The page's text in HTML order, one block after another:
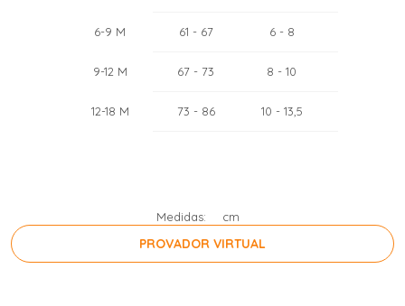
6-9 M 61 - 67 6- 8
9-12 M 67 - 73 8 - 10
12-18 M 73 - 86 10 - 13,5
Medidas: cm
PRESSIONE A BARRA DE
PROVADOR VIRTUAL